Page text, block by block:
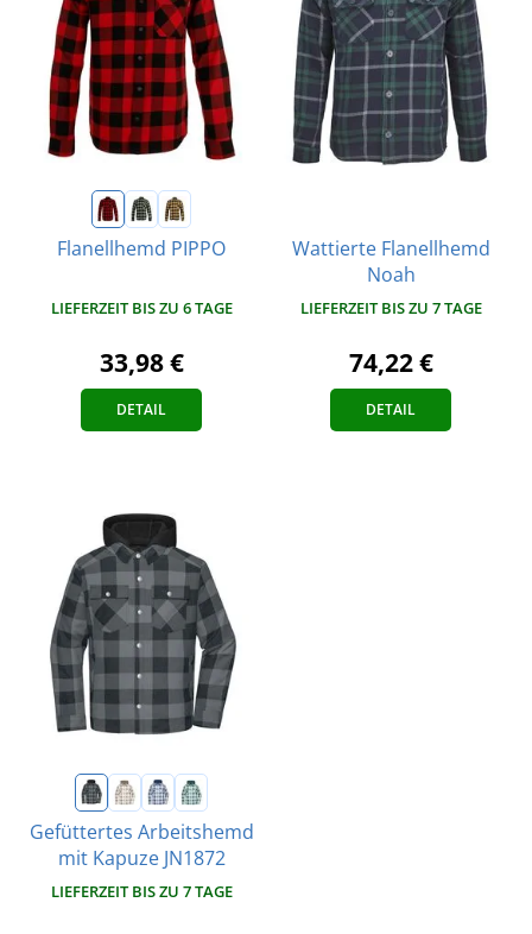
Flanellhemd PIPPO
LIEFERZEIT BIS ZU 6 TAGE
33,98 €
DETAIL
Wattierte Flanellhemd
Noah
LIEFERZEIT BIS ZU 7 TAGE
74,22 €
DETAIL
Gefüttertes Arbeitshemd
mit Kapuze JN1872
LIEFERZEIT BIS ZU 7 TAGE